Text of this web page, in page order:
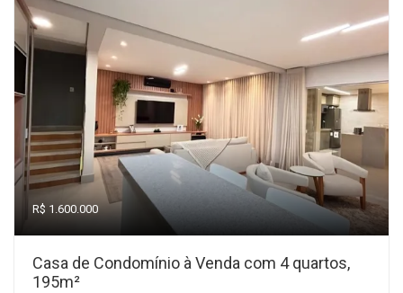
R$ 1.600.000
Casa de Condomínio à Venda com 4 quartos,
195m²